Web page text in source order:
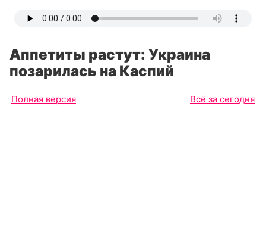
Аппетиты растут: Украина
позарилась на Каспий
Полная версия Всё за сегодня